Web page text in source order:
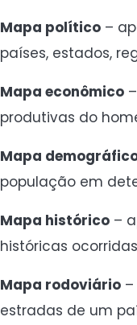
Mapa político –
países, estados,
Mapa econômico
produtivas do
Mapa
população em
Mapa histórico –
históricas
Mapa rodoviário
estradas de um